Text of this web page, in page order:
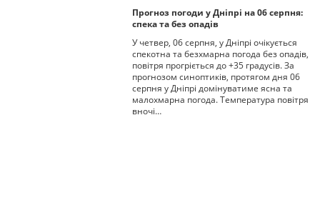
Прогноз погоди у Дніпрі на 06 серпня:
спека та без опадів
У четвер, 06 серпня, у Дніпрі очікується
спекотна та безхмарна погода без опадів,
повітря прогріється до +35 градусів. За
прогнозом синоптиків, протягом дня 06
серпня у Дніпрі домінуватиме ясна та
малохмарна погода. Температура повітря
вночі…